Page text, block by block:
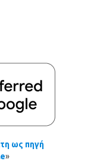
ως πηγή
»